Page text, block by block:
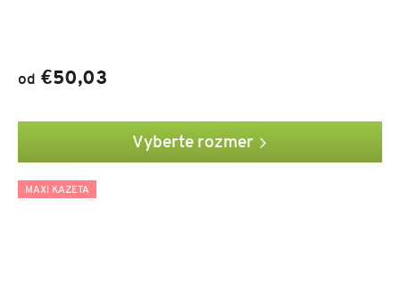
od €50,03
Vyberte rozmer
MAXI KAZETA